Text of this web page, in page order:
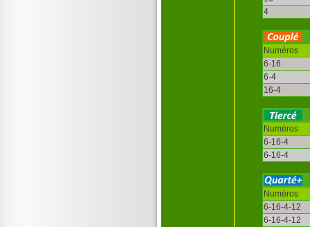
4
Numéros
6-16
6-4
16-4
Numéros
6-16-4
6-16-4
Numéros
6-16-4-12
6-16-4-12